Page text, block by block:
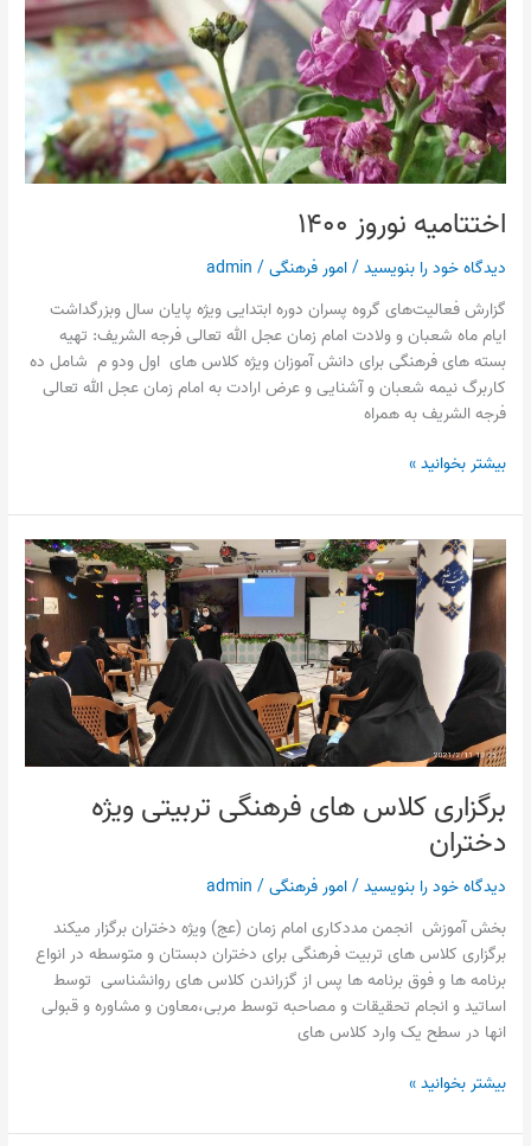
اختتامیه نوروز ۱۴۰۰
دیدگاه‌ خود را بنویسید/امور فرهنگی/
admin
گزارش فعالیت‌های گروه پسران دوره ابتدایی ویژه پایان سال وبزرگداشت
ایام ماه شعبان و ولادت امام زمان عجل الله تعالی فرجه الشریف: تهیه
بسته های فرهنگی برای دانش آموزان ویژه کلاس های اول ودو م شامل ده
کاربرگ نیمه شعبان و آشنایی و عرض ارادت به امام زمان عجل الله تعالی
فرجه الشریف به همراه
بیشتر بخوانید »
برگزاری کلاس های فرهنگی تربیتی ویژه
دختران
دیدگاه‌ خود را بنویسید/امور فرهنگی/
admin
بخش آموزش انجمن مددکاری امام زمان (عج) ویژه دختران برگزار میکند
برگزاری کلاس های تربیت فرهنگی برای دختران دبستان و متوسطه در انواع
برنامه ها و فوق برنامه ها پس از گزراندن کلاس های روانشناسی توسط
اساتید و انجام تحقیقات و مصاحبه توسط مربی،معاون و مشاوره و قبولی
انها در سطح یک وارد کلاس های
برگزاری
کلاس
های
فرهنگی
تربیتی
ویژه
دختران
بیشتر بخوانید »